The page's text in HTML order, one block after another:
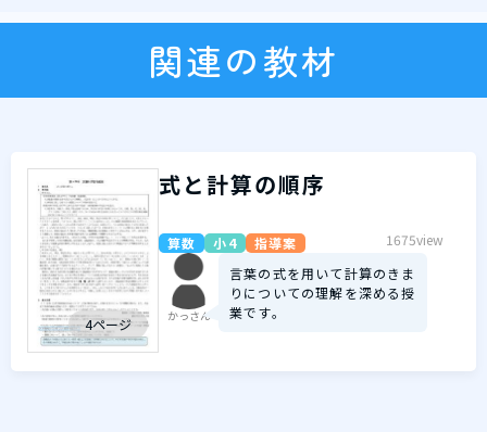
関連の教材
4ページ
式と計算の順序
算数 小4 指導案 1675view
かっさん
言葉の式を用いて計算のきま
りについての理解を深める授
業です。